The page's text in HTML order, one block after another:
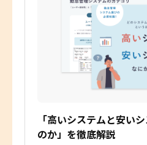
「高いシステムと安い
のか」を徹底解説